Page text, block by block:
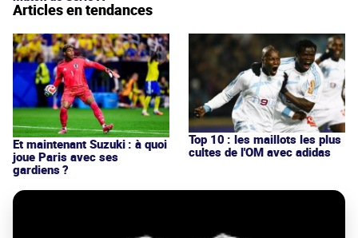
Articles en tendances
Et maintenant Suzuki : à quoi
joue Paris avec ses
gardiens ?
Top 10 : les maillots les plus
cultes de l'OM avec adidas